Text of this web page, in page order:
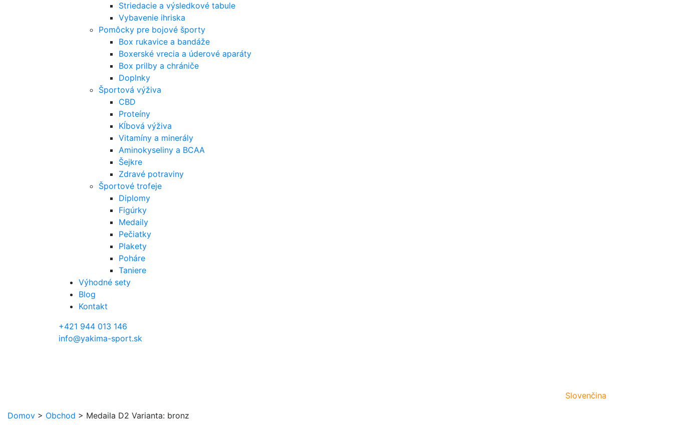
Striedacie a výsledkové tabule
Vybavenie ihriska
Pomôcky pre bojové športy
Box rukavice a bandáže
Boxerské vrecia a úderové aparáty
Box prilby a chrániče
Doplnky
Športová výživa
CBD
Proteíny
Kĺbová výživa
Vitamíny a minerály
Aminokyseliny a BCAA
Šejkre
Zdravé potraviny
Športové trofeje
Diplomy
Figúrky
Medaily
Pečiatky
Plakety
Poháre
Taniere
Výhodné sety
Blog
Kontakt
+421 944 013 146
info@yakima-sport.sk
Slovenčina
Domov > Obchod > Medaila D2 Varianta: bronz